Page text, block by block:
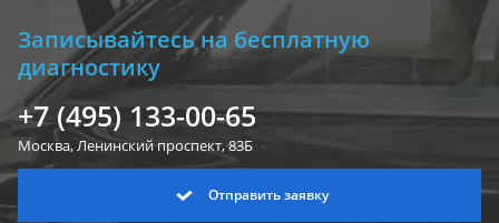
Записывайтесь на бесплатную
диагностику
+7 (495) 133-00-65
Москва, Ленинскийпроспект, 83Б
Отправить заявку